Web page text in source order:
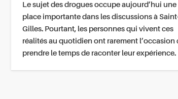
Le sujet des drogues occupe aujourd’hui une
place importante dans les discussions à
Gilles. Pourtant, les personnes qui vivent ces
réalités au quotidien ont rarement l’occasion
prendre le temps de raconter leur expérience.